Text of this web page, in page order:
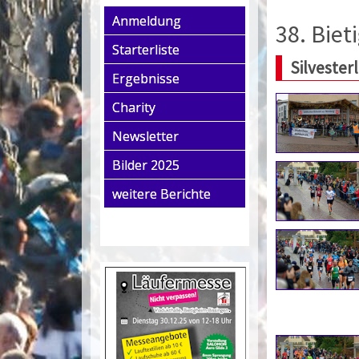
Anmeldung
Starterliste
Ergebnisse
Charity
Newsletter
Bilder 2025
weitere Berichte
38.